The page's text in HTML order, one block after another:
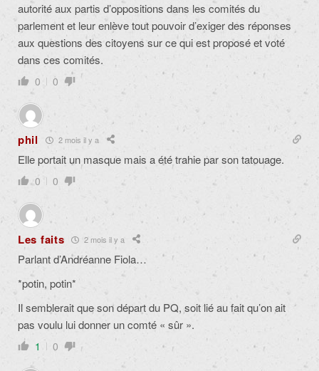
autorité aux partis d’oppositions dans les comités du
parlement et leur enlève tout pouvoir d’exiger des réponses
aux questions des citoyens sur ce qui est proposé et voté
dans ces comités.
0 0
phil 2 mois il y a
Elle portait un masque mais a été trahie par son tatouage.
0 0
Les faits 2 mois il y a
Parlant d’Andréanne Fiola…
*potin, potin*
Il semblerait que son départ du PQ, soit lié au fait qu’on ait
pas voulu lui donner un comté « sûr ».
1 0